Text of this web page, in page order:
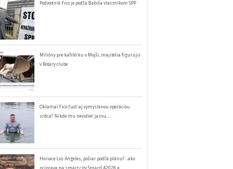
Podvodník Fico je podľa Babiša vlastníkom SPP
Milióny pre kafilérku v Mojši, majitelia figurujú
v Rotary clube
Oklamal Fico ľudí aj vymyslenou operáciou
srdca? Nikde mu nevidieť jazvu…
Horiace Los Angeles, požiar podľa plánu? ..ako